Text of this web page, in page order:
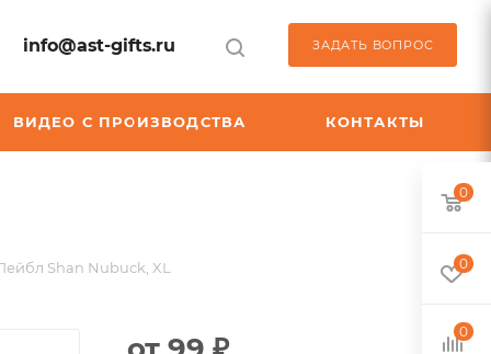
info@ast-gifts.ru ЗАДАТЬ ВОПРОС
ВИДЕО С ПРОИЗВОДСТВА КОНТАКТЫ
Shan Nubuсk, XL
0
0
0